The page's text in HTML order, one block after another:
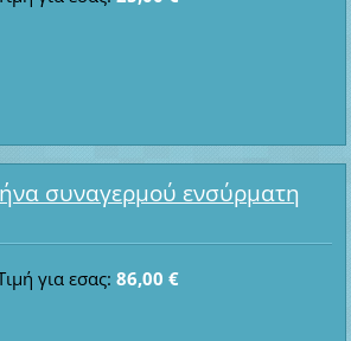
συναγερμού ενσύρματη
για εσας: 86,00 €